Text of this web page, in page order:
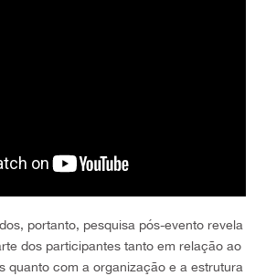
portanto, pesquisa pós-evento revela
dos participantes tanto em relação ao
quanto com a organização e a estrutura